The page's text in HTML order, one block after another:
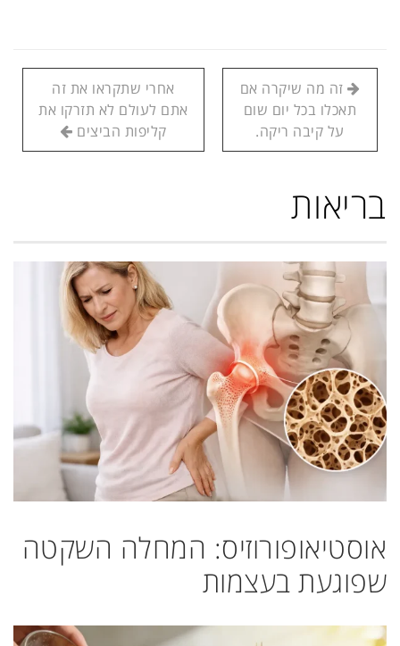
זה מה שיקרה אם
תאכלו בכל יום שום
על קיבה ריקה.
אחרי שתקראו את זה
אתם לעולם לא תזרקו את
קליפות הביצים
בריאות
אוסטיאופורוזיס: המחלה השקטה
שפוגעת בעצמות